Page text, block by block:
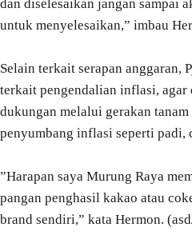
dan diselesaikan jangan sampai
untuk menyelesaikan,” imbau
Selain terkait serapan anggaran,
terkait pengendalian inflasi,
dukungan melalui gerakan
penyumbang inflasi seperti padi,
”Harapan saya Murung Raya
pangan penghasil kakao atau
brand sendiri,” kata Hermon.